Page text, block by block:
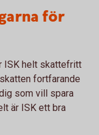
för
ISK helt skattefritt
fortfarande
som vill spara
är ISK ett bra